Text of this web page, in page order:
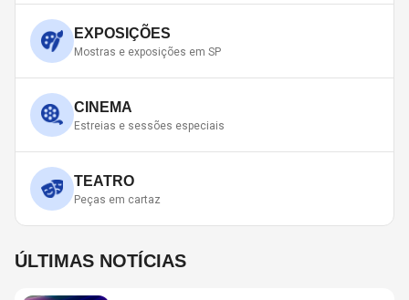
EXPOSIÇÕES
Mostras e exposições em SP
CINEMA
Estreias e sessões especiais
TEATRO
Peças em cartaz
ÚLTIMAS NOTÍCIAS